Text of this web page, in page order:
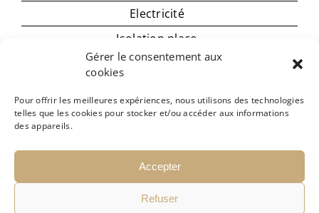
Gérer le consentement aux
cookies
Pour offrir les meilleures expériences, nous utilisons des technologies
telles que les cookies pour stocker et/ou accéder aux informations
des appareils.
Accepter
Refuser
Electricité
Isolation placo
Menuiserie
Carrelage – revêtement de sol